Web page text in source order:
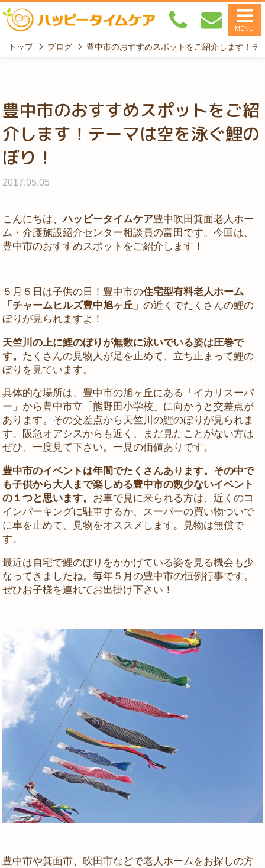
MENU
トップ ブログ 豊中市のおすすめスポットをご紹介します！テ
豊中市のおすすめスポットをご紹
介します！テーマは空を泳ぐ鯉の
ぼり！
2017.05.05
こんにちは、ハッピータイムケア豊中吹田箕面老人ホー
ム・介護施設紹介センター相談員の富田です。今回は、
豊中市のおすすめスポットをご紹介します！
５月５日は子供の日！豊中市の住宅型有料老人ホーム
「チャームヒルズ豊中旭ヶ丘」の近くでたくさんの鯉の
ぼりが見られますよ！
天竺川の上に鯉のぼりが無数に泳いでいる姿は圧巻で
す。 たくさんの見物人が足を止めて、立ち止まって鯉の
ぼりを見ています。
具体的な場所は、豊中市の旭ヶ丘にある「イカリスーパ
ー」から豊中市立「熊野田小学校」に向かうと交差点が
あります。その交差点から天竺川の鯉のぼりが見られま
す。阪急オアシスからも近く、まだ見たことがない方は
ぜひ、一度見て下さい。一見の価値ありです。
豊中市のイベントは年間でたくさんあります。その中で
も子供から大人まで楽しめる豊中市の数少ないイベント
の１つと思います。 お車で見に来られる方は、近くのコ
インパーキングに駐車するか、スーパーの買い物ついで
に車を止めて、見物をオススメします。見物は無償で
す。
最近は自宅で鯉のぼりをかかげている姿を見る機会も少
なってきましたね。毎年５月の豊中市の恒例行事です。
ぜひお子様を連れてお出掛け下さい！
豊中市や箕面市、吹田市などで老人ホームをお探しの方